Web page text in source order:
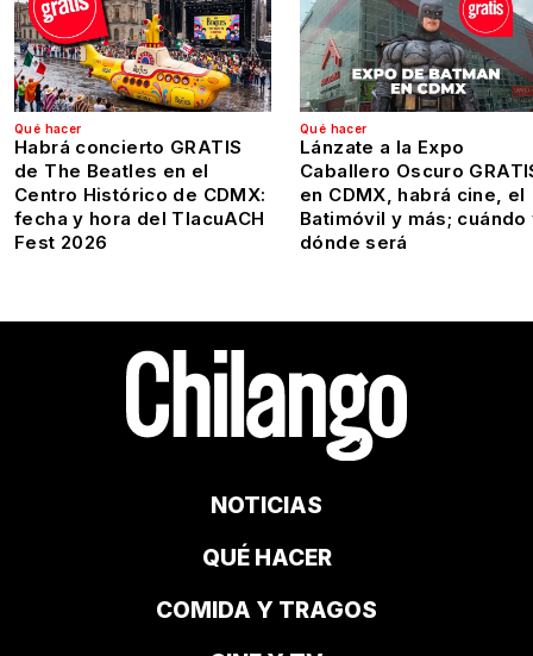
Qué hacer
Habrá concierto GRATIS
de The Beatles en el
Centro Histórico de CDMX:
fecha y hora del TlacuACH
Fest 2026
Qué hacer
Lánzate a la Expo
Caballero Oscuro
en CDMX, habrá cine, el
Batimóvil y más; cuándo
dónde será
NOTICIAS
QUÉ HACER
COMIDA Y TRAGOS